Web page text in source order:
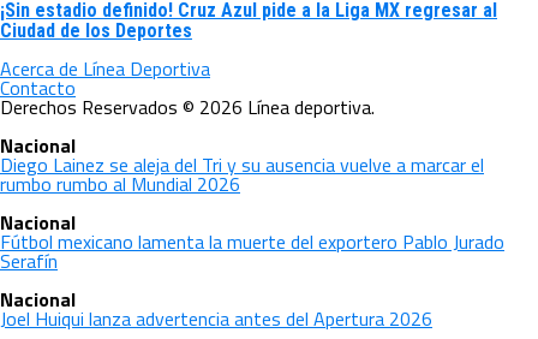
¡Sin estadio definido! Cruz Azul pide a la Liga MX regresar al
Ciudad de los Deportes
Acerca de Línea Deportiva
Contacto
Derechos Reservados © 2026 Línea deportiva.
Nacional
Diego Lainez se aleja del Tri y su ausencia vuelve a marcar el
rumbo rumbo al Mundial 2026
Nacional
Fútbol mexicano lamenta la muerte del exportero Pablo Jurado
Serafín
Nacional
Joel Huiqui lanza advertencia antes del Apertura 2026